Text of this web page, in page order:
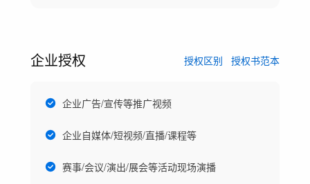
企业授权 授权区别 授权书范本
企业广告/宣传等推广视频
企业自媒体/短视频/直播/课程等
赛事/会议/演出/展会等活动现场演播